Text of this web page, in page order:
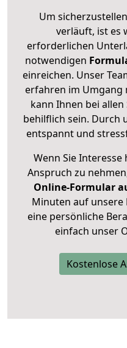
Um
verläuft, ist es
erforderlichen
notwendigen
einreichen. Unser
erfahren im Umgang
kann Ihnen bei
behilflich sein. Durch
entspannt und
Wenn Sie
Anspruch zu
Online-Formular
Minuten auf unsere
eine persönliche
einfach unser
Kostenlose